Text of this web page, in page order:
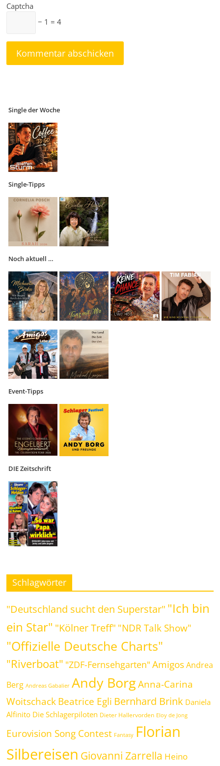
Captcha
− 1 = 4
Single der Woche
Single-Tipps
Noch aktuell …
Event-Tipps
DIE Zeitschrift
Schlagwörter
"Deutschland sucht den Superstar" "Ich bin
ein Star" "Kölner Treff" "NDR Talk Show"
"Offizielle Deutsche Charts"
"Riverboat" "ZDF-Fernsehgarten" Amigos Andrea
Berg Andreas Gabalier Andy Borg Anna-Carina
WoitschackBeatrice Egli Bernhard Brink Daniela
Alfinito Die Schlagerpiloten Dieter Hallervorden Eloy de Jong
Eurovision Song Contest Fantasy Florian
Silbereisen Giovanni Zarrella Heino